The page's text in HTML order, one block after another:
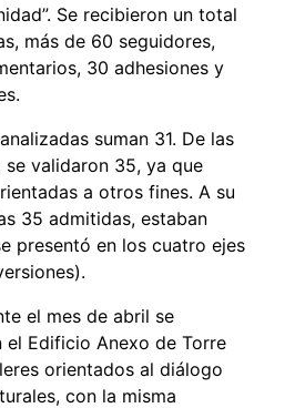
Se recibieron un total
más de 60 seguidores,
30 adhesiones y
suman 31. De las
se validaron 35, ya que
a otros fines. A su
35 admitidas, estaban
presentó en los cuatro ejes
el mes de abril se
el Edificio Anexo de Torre
orientados al diálogo
con la misma